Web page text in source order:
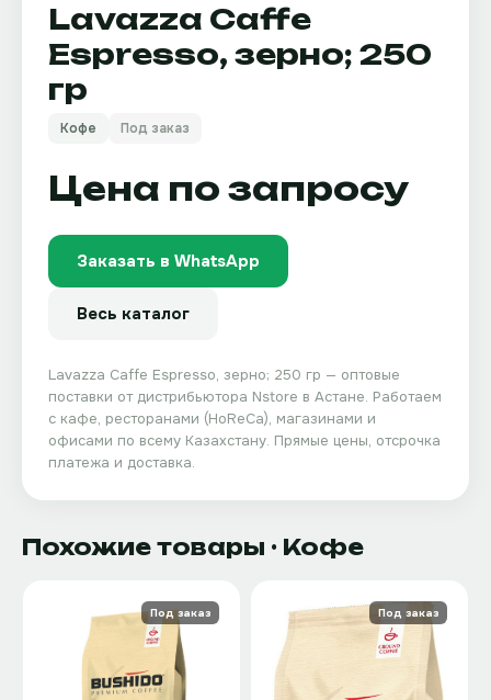
Lavazza Caffe
Espresso, зерно; 250
гр
Кофе Под заказ
Цена по запросу
Заказать в WhatsApp
Весь каталог
Lavazza Caffe Espresso, зерно; 250 гр — оптовые
поставки от дистрибьютора Nstore в Астане. Работаем
с кафе, ресторанами (HoReCa), магазинами и
офисами по всему Казахстану. Прямые цены, отсрочка
платежа и доставка.
Похожие товары · Кофе
Под заказ Под заказ